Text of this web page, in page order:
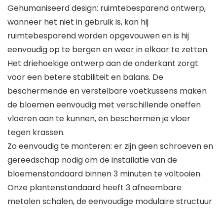
Gehumaniseerd design: ruimtebesparend ontwerp,
wanneer het niet in gebruik is, kan hij
ruimtebesparend worden opgevouwen en is hij
eenvoudig op te bergen en weer in elkaar te zetten.
Het driehoekige ontwerp aan de onderkant zorgt
voor een betere stabiliteit en balans. De
beschermende en verstelbare voetkussens maken
de bloemen eenvoudig met verschillende oneffen
vloeren aan te kunnen, en beschermen je vloer
tegen krassen.
Zo eenvoudig te monteren: er zijn geen schroeven en
gereedschap nodig om de installatie van de
bloemenstandaard binnen 3 minuten te voltooien.
Onze plantenstandaard heeft 3 afneembare
metalen schalen, de eenvoudige modulaire structuur